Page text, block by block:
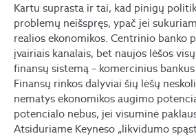
Kartu suprasta ir tai, kad pinigų
problemų neišspręs, ypač jei
realios ekonomikos. Centrinio banko
įvairiais kanalais, bet naujos lėšos
finansų sistemą – komercinius
Finansų rinkos dalyviai šių lėšų
nematys ekonomikos augimo
potencialo nebus, jei visuminė
Atsiduriame Keyneso „likvidumo